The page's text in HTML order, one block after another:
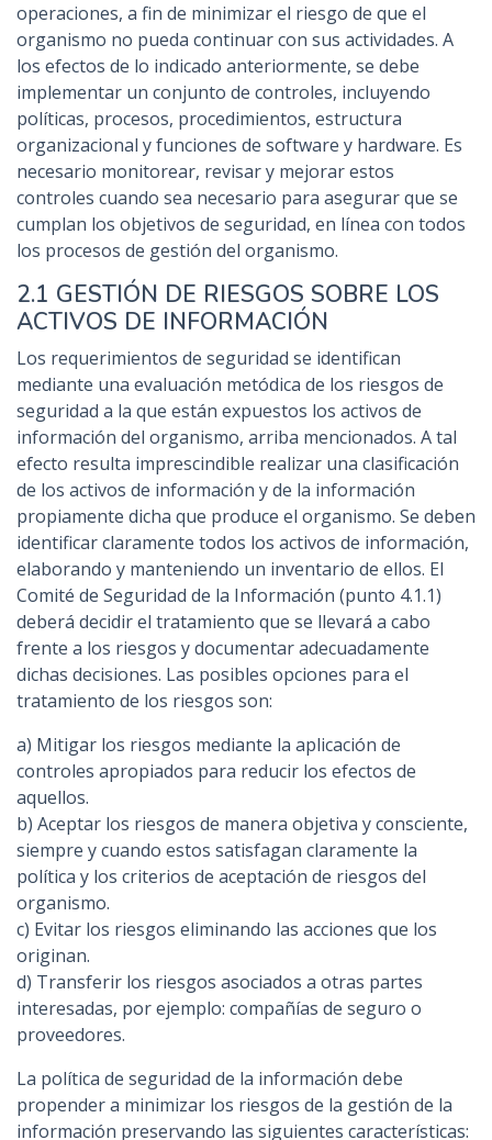
operaciones, a fin de minimizar el riesgo de que el
organismo no pueda continuar con sus actividades. A
los efectos de lo indicado anteriormente, se debe
implementar un conjunto de controles, incluyendo
políticas, procesos, procedimientos, estructura
organizacional y funciones de software y hardware. Es
necesario monitorear, revisar y mejorar estos
controles cuando sea necesario para asegurar que se
cumplan los objetivos de seguridad, en línea con todos
los procesos de gestión del organismo.
2.1 GESTIÓN DE RIESGOS SOBRE LOS
ACTIVOS DE INFORMACIÓN
Los requerimientos de seguridad se identifican
mediante una evaluación metódica de los riesgos de
seguridad a la que están expuestos los activos de
información del organismo, arriba mencionados. A tal
efecto resulta imprescindible realizar una clasificación
de los activos de información y de la información
propiamente dicha que produce el organismo. Se deben
identificar claramente todos los activos de información,
elaborando y manteniendo un inventario de ellos. El
Comité de Seguridad de la Información (punto 4.1.1)
deberá decidir el tratamiento que se llevará a cabo
frente a los riesgos y documentar adecuadamente
dichas decisiones. Las posibles opciones para el
tratamiento de los riesgos son:
a) Mitigar los riesgos mediante la aplicación de
controles apropiados para reducir los efectos de
aquellos.
b) Aceptar los riesgos de manera objetiva y consciente,
siempre y cuando estos satisfagan claramente la
política y los criterios de aceptación de riesgos del
organismo.
c) Evitar los riesgos eliminando las acciones que los
originan.
d) Transferir los riesgos asociados a otras partes
interesadas, por ejemplo: compañías de seguro o
proveedores.
La política de seguridad de la información debe
propender a minimizar los riesgos de la gestión de la
información preservando las siguientes características: